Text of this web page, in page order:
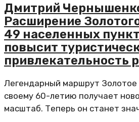
Дмитрий
Расширение
49 населенных
повысит
привлекательность
Легендарный маршрут Золотое
своему 60-летию получает
масштаб. Теперь он станет